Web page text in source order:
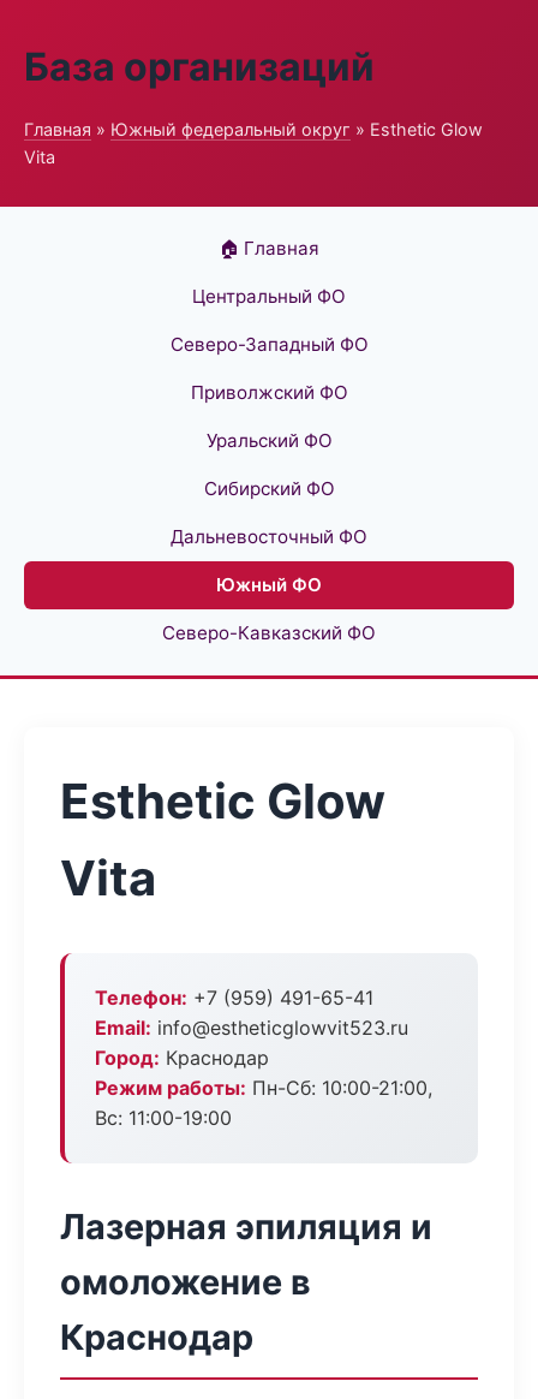
База организаций
Главная » Южный федеральный округ » Esthetic Glow
Vita
🏠 Главная
Центральный ФО
Северо-Западный ФО
Приволжский ФО
Уральский ФО
Сибирский ФО
Дальневосточный ФО
Южный ФО
Северо-Кавказский ФО
Esthetic Glow
Vita
Телефон: +7 (959) 491-65-41
Email: info@estheticglowvit523.ru
Город: Краснодар
Режим работы: Пн-Сб: 10:00-21:00,
Вс: 11:00-19:00
Лазерная эпиляция и
омоложение в
Краснодар